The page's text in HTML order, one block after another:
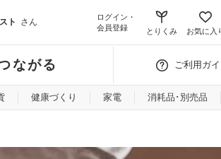
ト さん
ログイン・
会員登録
とりくみ お気に入
ながる ご利用ガ
健康づくり 家電 消耗品･別売品